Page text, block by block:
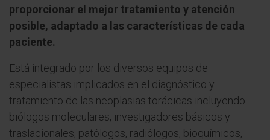
proporcionar el mejor tratamiento y atención
posible, adaptado a las características de cada
paciente.
Está integrado por los diversos equipos de
especialistas implicados en el diagnóstico y
tratamiento de las neoplasias torácicas incluyendo
biólogos moleculares, investigadores básicos y
traslacionales, patólogos, radiólogos, bioquímicos,